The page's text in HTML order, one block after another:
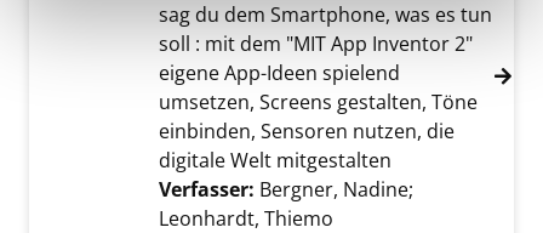
sag du dem Smartphone, was es tun
soll : mit dem "MIT App Inventor 2"
eigene App-Ideen spielend
umsetzen, Screens gestalten, Töne
einbinden, Sensoren nutzen, die
digitale Welt mitgestalten
Verfasser: Bergner, Nadine;
Leonhardt, Thiemo